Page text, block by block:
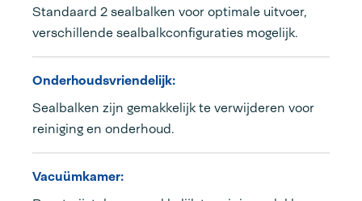
Standaard 2 sealbalken voor optimale uitvoer,
verschillende sealbalkconfiguraties mogelijk.
Onderhoudsvriendelijk:
Sealbalken zijn gemakkelijk te verwijderen voor
reiniging en onderhoud.
Vacuümkamer: